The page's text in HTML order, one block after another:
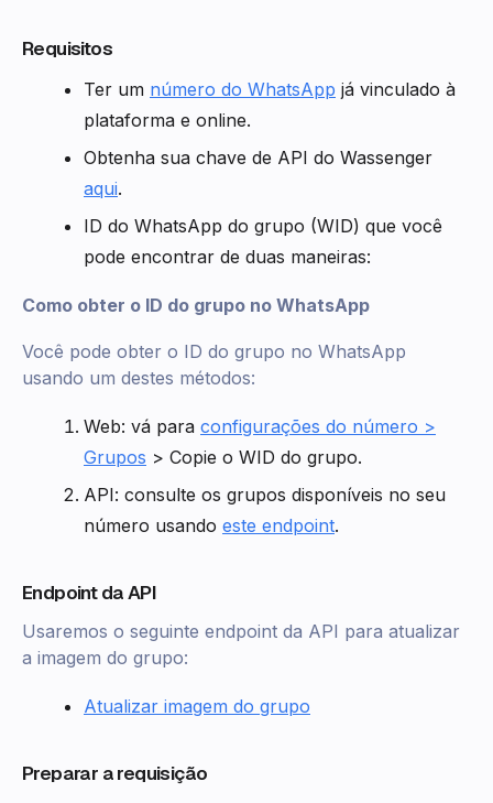
Requisitos
Ter um número do WhatsApp já vinculado à
plataforma e online.
Obtenha sua chave de API do Wassenger
aqui.
ID do WhatsApp do grupo (WID) que você
pode encontrar de duas maneiras:
Como obter o ID do grupo no WhatsApp
Você pode obter o ID do grupo no WhatsApp
usando um destes métodos:
Web: vá para configurações do número >
Grupos > Copie o WID do grupo.
API: consulte os grupos disponíveis no seu
número usando este endpoint.
Endpoint da API
Usaremos o seguinte endpoint da API para atualizar
a imagem do grupo:
Atualizar imagem do grupo
Preparar a requisição